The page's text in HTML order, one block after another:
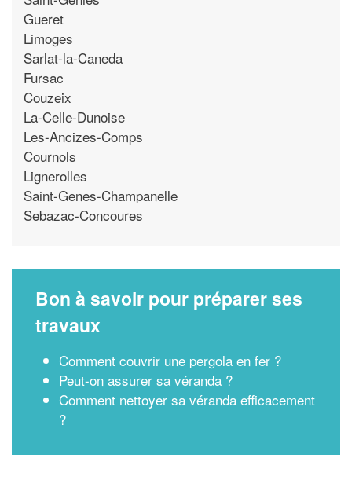
Gueret
Limoges
Sarlat-la-Caneda
Fursac
Couzeix
La-Celle-Dunoise
Les-Ancizes-Comps
Cournols
Lignerolles
Saint-Genes-Champanelle
Sebazac-Concoures
Bon à savoir pour préparer ses
travaux
Comment couvrir une pergola en fer ?
Peut-on assurer sa véranda ?
Comment nettoyer sa véranda efficacement
?